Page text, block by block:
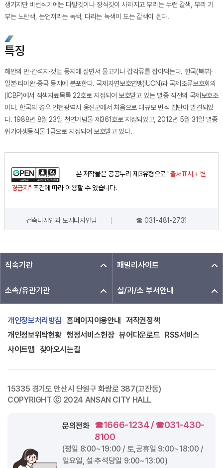
생기지만 비번식기에는 다발깃이나 장식깃이 사라지고 부리는 누런 갈색, 부리 기
부는 노란색, 눈언저리는 녹색, 다리는 녹색이 도는 갈색이 된다.
특징
해안의 만·간석지·갯벌 등지에 살면서 물고기나 갑각류를 잡아먹는다. 한국(북부)·
일본·타이완·중국 등지에 분포한다. 국제자연보호연맹(IUCN)과 국제조류보호회의
(ICBP)에서 적색자료목록 22호로 지정되어 보호받고 있는 멸종 직전의 국제보호조
이다. 한국의 경우 인천광역시 옹진군에서 처음으로 대규모 번식 집단이 발견되었
다. 1988년 8월 23일 천연기념물 제361호로 지정되었고, 2012년 5월 31일 멸종
위기야생동식물 1급으로 지정되어 보호받고 있다.
본 저작물은 공공누리 제 3유형으로"출처표시 + 변
경금지" 조건에 따라 이용할 수 있습니다.
건축디자인과 도시디자인팀 ☎ 031-481-2731
직속기관 패밀리사이트
소속/유관기관 실/과/소 부서안내
개인정보처리방침 홈페이지이용안내
저작권정책
개인정보위탁현황 행정서비스헌장 뷰어다운로드 RSS서비스
사이트맵 찾아오시는길
15335 경기도 안산시 단원구 화랑로 387(고잔동)
COPYRIGHT ⓒ 2024 ANSAN CITY HALL
문의전화
☎1666-1234 / ☎031-430-
8100
(평일 8:00~19:00 / 토,공휴일 9:00~18:00 /
일요일, 설·추석당일 9:00~13:00)